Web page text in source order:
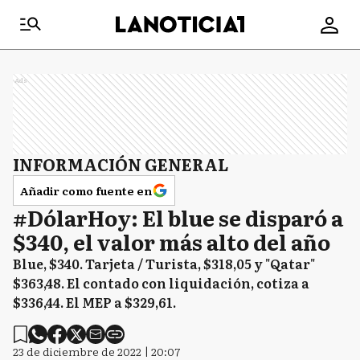
Ads
INFORMACIÓN GENERAL
Añadir como fuente en
#DólarHoy: El blue se disparó a
$340, el valor más alto del año
Blue, $340. Tarjeta / Turista, $318,05 y "Qatar"
$363,48. El contado con liquidación, cotiza a
$336,44. El MEP a $329,61.
23 de diciembre de 2022 | 20:07